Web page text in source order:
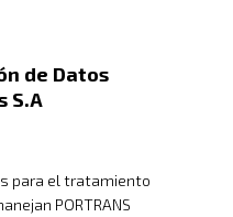
de Datos
S.A
para el tratamiento
PORTRANS